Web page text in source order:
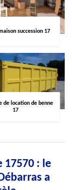
succession 17
de location de benne
17
17570 : le
a